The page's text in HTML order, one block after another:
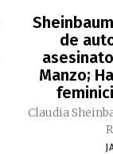
de
Manzo;
Claudia